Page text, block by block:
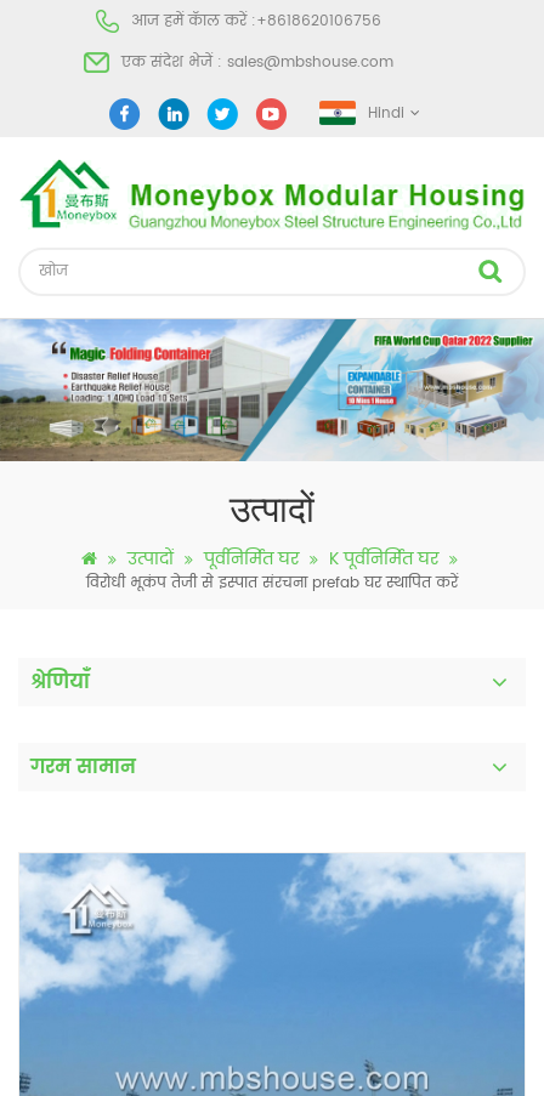
आज हमें कॅाल करें :+8618620106756
एक संदेश भेजें : sales@mbshouse.com
Hindi
उत्पादों
उत्पादों पूर्वनिर्मित घर K पूर्वनिर्मित घर
विरोधी भूकंप तेजी से इस्पात संरचना prefab घर स्थापित करें
श्रेणियाँ
गरम सामान